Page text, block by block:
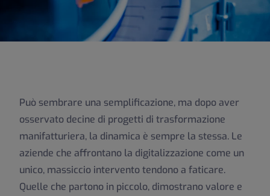
Può sembrare una semplificazione, ma dopo aver
osservato decine di progetti di trasformazione
manifatturiera, la dinamica è sempre la stessa. Le
aziende che affrontano la digitalizzazione come un
unico, massiccio intervento tendono a faticare.
Quelle che partono in piccolo, dimostrano valore e